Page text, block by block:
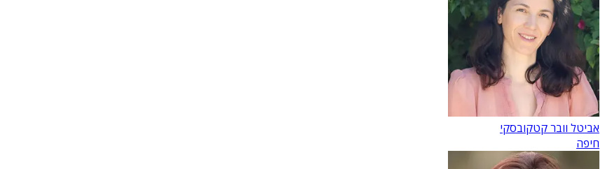
אביטל וובר קטקובסקי
חיפה